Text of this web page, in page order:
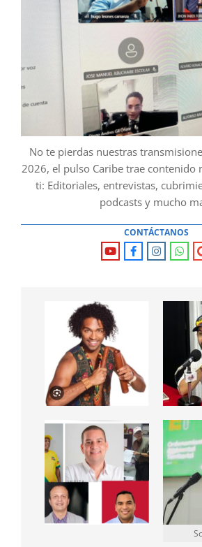
No te pierdas nuestras
2026, el pulso Caribe trae contenido
ti: Editoriales, entrevistas,
podcasts y mucho
CONTÁCTANOS